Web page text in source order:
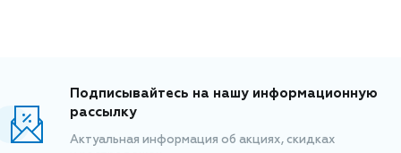
Подписывайтесь на нашу информационную
рассылку
Актуальная информация об акциях, скидках